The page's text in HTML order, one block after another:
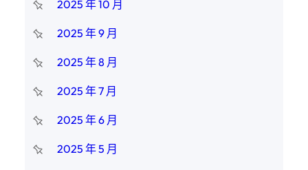
2025 年 10 月
2025 年 9 月
2025 年 8 月
2025 年 7 月
2025 年 6 月
2025 年 5 月